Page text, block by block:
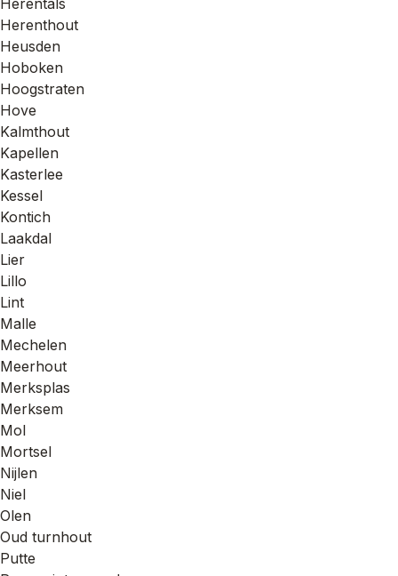
Herentals
Herenthout
Heusden
Hoboken
Hoogstraten
Hove
Kalmthout
Kapellen
Kasterlee
Kessel
Kontich
Laakdal
Lier
Lillo
Lint
Malle
Mechelen
Meerhout
Merksplas
Merksem
Mol
Mortsel
Nijlen
Niel
Olen
Oud turnhout
Putte